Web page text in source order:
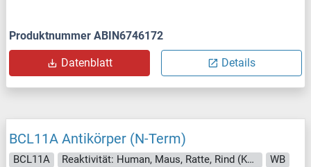
Produktnummer ABIN6746172
Datenblatt Details
BCL11A Antikörper (N-Term)
BCL11A Reaktivität: Human, Maus, Ratte, Rind (Kuh), Hund, Zebrafisch (Danio rerio), Huhn, Xenopus laevis
WB